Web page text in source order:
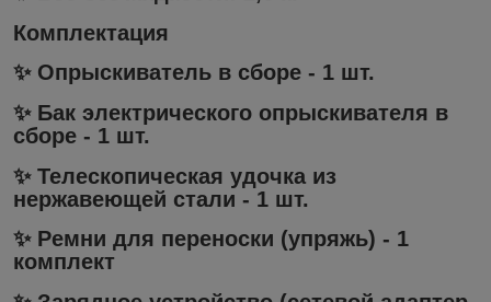
Комплектация
✨ Опрыскиватель в сборе - 1 шт.
✨ Бак электрического опрыскивателя в
сборе - 1 шт.
✨ Телескопическая удочка из
нержавеющей стали - 1 шт.
✨ Ремни для переноски (упряжь) - 1
комплект